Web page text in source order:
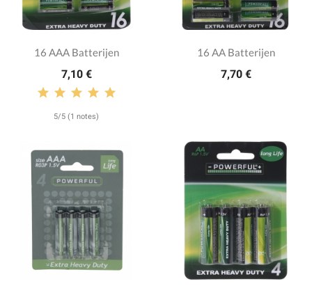
16 AAA Batterijen
7,10 €
5/5 (1 notes)
16 AA Batterijen
7,70 €